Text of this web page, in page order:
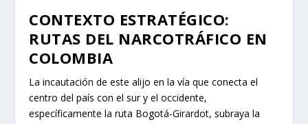
CONTEXTO ESTRATÉGICO:
RUTAS DEL NARCOTRÁFICO EN
COLOMBIA
La incautación de este alijo en la vía que conecta el
centro del país con el sur y el occidente,
específicamente la ruta Bogotá-Girardot, subraya la